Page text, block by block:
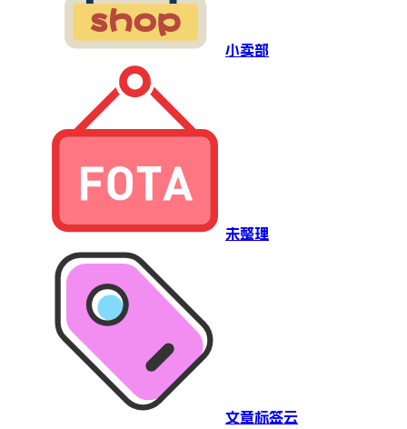
小卖部
未整理
文章标签云